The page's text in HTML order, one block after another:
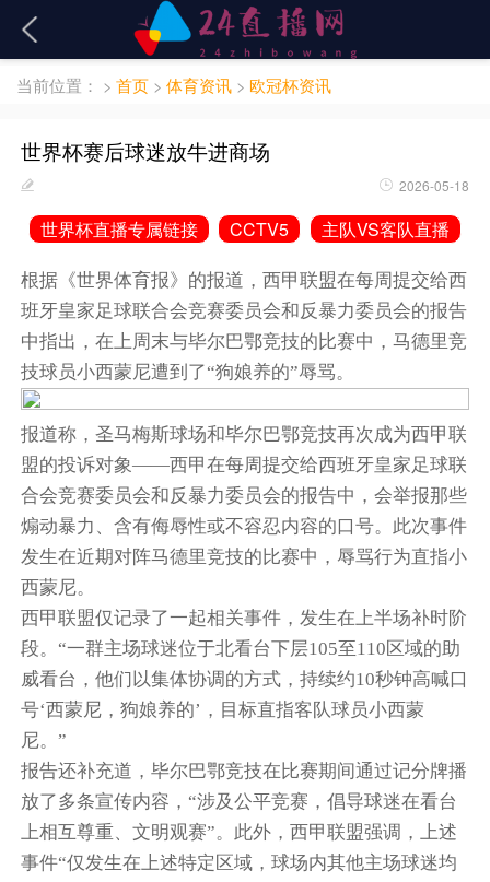
当前位置： > 首页 > 体育资讯 > 欧冠杯资讯
世界杯赛后球迷放牛进商场
2026-05-18
世界杯直播专属链接 CCTV5 主队VS客队直播
根据《世界体育报》的报道，西甲联盟在每周提交给西
班牙皇家足球联合会竞赛委员会和反暴力委员会的报告
中指出，在上周末与毕尔巴鄂竞技的比赛中，马德里竞
技球员小西蒙尼遭到了“狗娘养的”辱骂。
报道称，圣马梅斯球场和毕尔巴鄂竞技再次成为西甲联
盟的投诉对象——西甲在每周提交给西班牙皇家足球联
合会竞赛委员会和反暴力委员会的报告中，会举报那些
煽动暴力、含有侮辱性或不容忍内容的口号。此次事件
发生在近期对阵马德里竞技的比赛中，辱骂行为直指小
西蒙尼。
西甲联盟仅记录了一起相关事件，发生在上半场补时阶
段。“一群主场球迷位于北看台下层105至110区域的助
威看台，他们以集体协调的方式，持续约10秒钟高喊口
号‘西蒙尼，狗娘养的’，目标直指客队球员小西蒙
尼。”
报告还补充道，毕尔巴鄂竞技在比赛期间通过记分牌播
放了多条宣传内容，“涉及公平竞赛，倡导球迷在看台
上相互尊重、文明观赛”。此外，西甲联盟强调，上述
事件“仅发生在上述特定区域，球场内其他主场球迷均